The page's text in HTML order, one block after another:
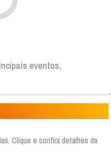
eventos,
Clique e confira detalhes da